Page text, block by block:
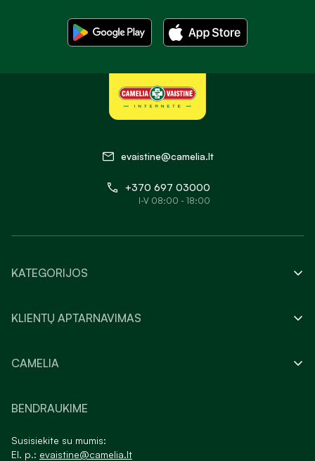
evaistine@camelia.lt
+370 697 03000
I-V 08:00 - 18:00
KATEGORIJOS
KLIENTŲ APTARNAVIMAS
CAMELIA
BENDRAUKIME
Susisiekite su mumis:
El. p.: evaistine@camelia.lt